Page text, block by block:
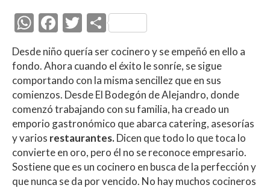
W
h
at
s
A
p
p
F
e
b
o
o
k
T
w
itt
er
C
m
p
ar
ti
r
Desde niño quería ser cocinero y se empeñó en ello a
fondo. Ahora cuando el éxito le sonríe, se sigue
comportando con la misma sencillez que en sus
comienzos. Desde El Bodegón de Alejandro, donde
comenzó trabajando con su familia, ha creado un
emporio gastronómico que abarca catering, asesorías
y varios restaurantes.Dicen que todo lo que toca lo
convierte en oro, pero él no se reconoce empresario.
Sostiene que es un cocinero en busca de la perfección y
que nunca se da por vencido. No hay muchos cocineros